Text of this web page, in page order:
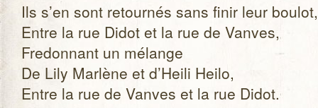
Ils s’en sont retour­nés sans finir leur bou­lot,
Entre la rue Didot et la rue de Vanves,
Fre­don­nant un mélange
De Lily Mar­lène et d’Heili Heilo,
Entre la rue de Vanves et la rue Didot.